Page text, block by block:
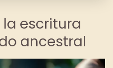
escritura
ancestral